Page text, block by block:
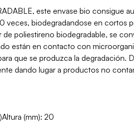
este envase bio consigue
veces, biodegradandose en cortos
poliestireno biodegradable, se
están en contacto con
que se produzca la degradación.
dando lugar a productos no
(mm): 20